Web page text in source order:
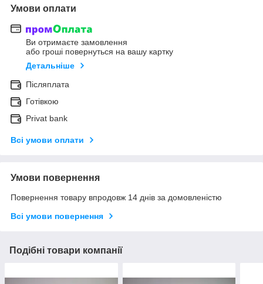
Умови оплати
Ви отримаєте замовлення
або гроші повернуться на вашу картку
Детальніше
Післяплата
Готівкою
Privat bank
Всі умови оплати
Умови повернення
Повернення товару впродовж 14 днів за домовленістю
Всі умови повернення
Подібні товари компанії